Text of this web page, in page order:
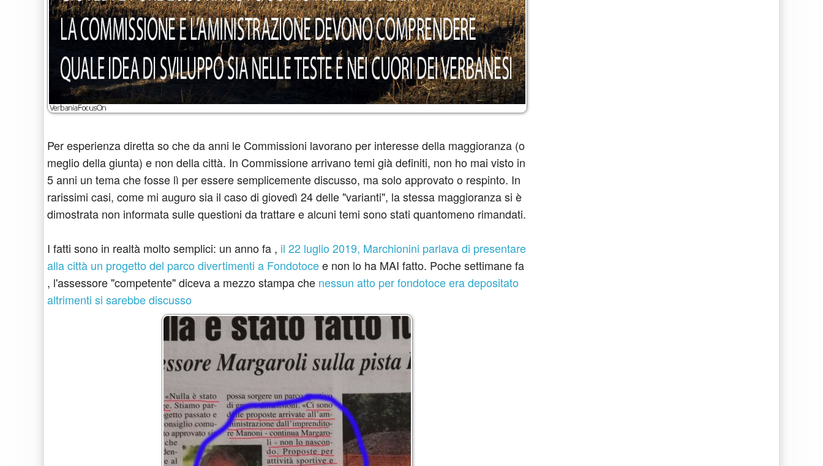
Per esperienza diretta so che da anni le Commissioni lavorano per interesse della maggioranza (o
meglio della giunta) e non della città. In Commissione arrivano temi già definiti, non ho mai visto in
5 anni un tema che fosse lì per essere semplicemente discusso, ma solo approvato o respinto. In
rarissimi casi, come mi auguro sia il caso di giovedì 24 delle "varianti", la stessa maggioranza si è
dimostrata non informata sulle questioni da trattare e alcuni temi sono stati quantomeno rimandati.
I fatti sono in realtà molto semplici: un anno fa , il 22 luglio 2019, Marchionini parlava di presentare
alla città un progetto del parco divertimenti a Fondotocee non lo ha MAI fatto. Poche settimane fa
, l'assessore "competente" diceva a mezzo stampa che nessun atto per fondotoce era depositato
altrimenti si sarebbe discusso